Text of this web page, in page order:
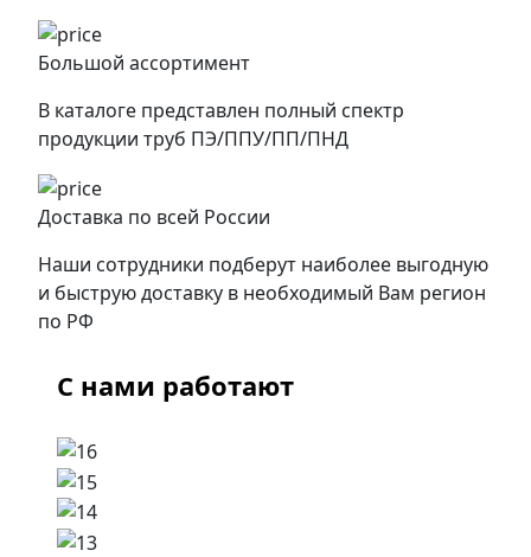
Большой ассортимент
В каталоге представлен полный спектр
продукции труб ПЭ/ППУ/ПП/ПНД
Доставка по всей России
Наши сотрудники подберут наиболее выгодную
и быструю доставку в необходимый Вам регион
по РФ
С нами работают